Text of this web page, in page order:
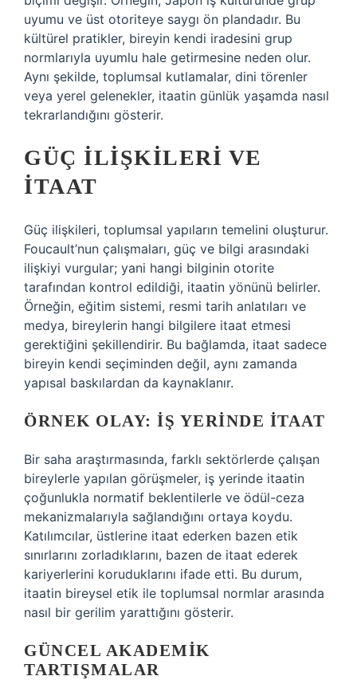
uyumu ve üst otoriteye saygı ön plandadır. Bu
kültürel pratikler, bireyin kendi iradesini grup
normlarıyla uyumlu hale getirmesine neden olur.
Aynı şekilde, toplumsal kutlamalar, dini törenler
veya yerel gelenekler, itaatin günlük yaşamda nasıl
tekrarlandığını gösterir.
GÜÇ İLIŞKILERI VE
İTAAT
Güç ilişkileri, toplumsal yapıların temelini oluşturur.
Foucault’nun çalışmaları, güç ve bilgi arasındaki
ilişkiyi vurgular; yani hangi bilginin otorite
tarafından kontrol edildiği, itaatin yönünü belirler.
Örneğin, eğitim sistemi, resmi tarih anlatıları ve
medya, bireylerin hangi bilgilere itaat etmesi
gerektiğini şekillendirir. Bu bağlamda, itaat sadece
bireyin kendi seçiminden değil, aynı zamanda
yapısal baskılardan da kaynaklanır.
ÖRNEK OLAY: İŞ YERINDE İTAAT
Bir saha araştırmasında, farklı sektörlerde çalışan
bireylerle yapılan görüşmeler, iş yerinde itaatin
çoğunlukla normatif beklentilerle ve ödül-ceza
mekanizmalarıyla sağlandığını ortaya koydu.
Katılımcılar, üstlerine itaat ederken bazen etik
sınırlarını zorladıklarını, bazen de itaat ederek
kariyerlerini koruduklarını ifade etti. Bu durum,
itaatin bireysel etik ile toplumsal normlar arasında
nasıl bir gerilim yarattığını gösterir.
GÜNCEL AKADEMIK
TARTIŞMALAR